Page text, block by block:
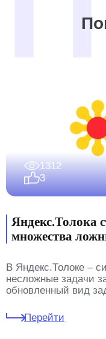
1312
3
Яндекс.Толока
множества
В Яндекс.Толоке –
несложные задачи
обновленный вид
Перейти